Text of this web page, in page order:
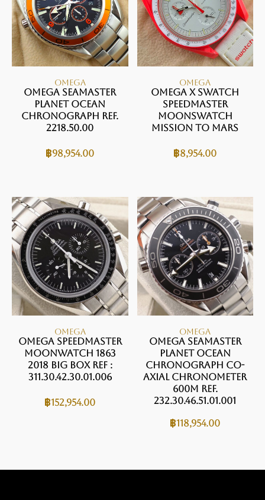
OMEGA
Omega Seamaster
Planet Ocean
Chronograph Ref.
2218.50.00
฿98,954.00
OMEGA
OMEGA x Swatch
Speedmaster
MoonSwatch
Mission To Mars
฿8,954.00
OMEGA
Omega Speedmaster
Moonwatch 1863
2018 Big Box Ref :
311.30.42.30.01.006
฿152,954.00
OMEGA
Omega Seamaster
Planet Ocean
Chronograph Co-
Axial Chronometer
600M Ref.
232.30.46.51.01.001
฿118,954.00